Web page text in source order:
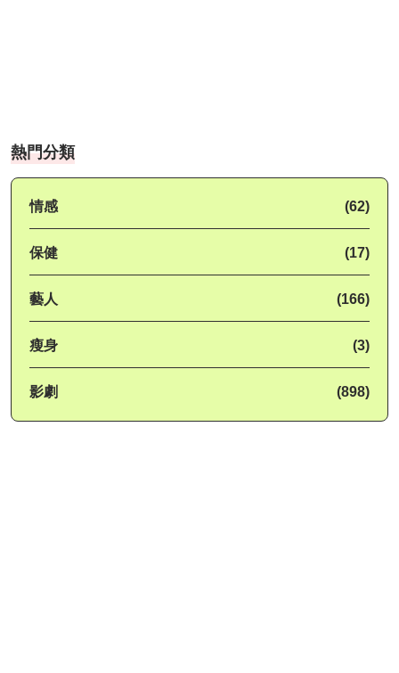
熱門分類
情感 (62)
保健 (17)
藝人 (166)
瘦身 (3)
影劇 (898)